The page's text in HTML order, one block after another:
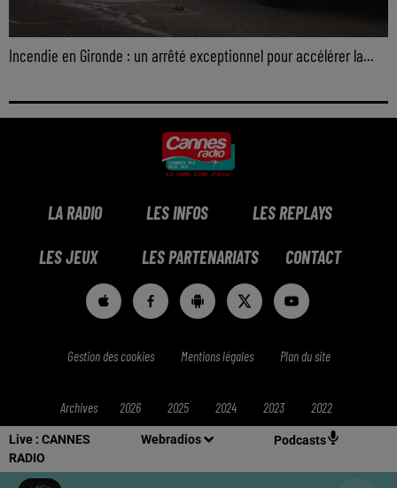
Live : CANNES
RADIO
Webradios Podcasts
Incendie en Gironde : un arrêté exceptionnel pour accélérer la...
LA RADIO LES INFOS LES REPLAYS
LES JEUX LES PARTENARIATS CONTACT
Gestion des cookies Mentions légales Plan du site
Archives 2026 2025 2024 2023 2022